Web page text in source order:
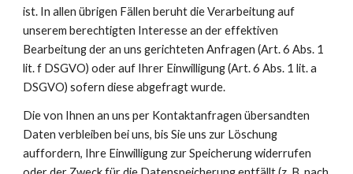
ist. In allen übrigen Fällen beruht die Verarbeitung auf
unserem berechtigten Interesse an der effektiven
Bearbeitung der an uns gerichteten Anfragen (Art. 6 Abs. 1
lit. f DSGVO) oder auf Ihrer Einwilligung (Art. 6 Abs. 1 lit. a
DSGVO) sofern diese abgefragt wurde.
Die von Ihnen an uns per Kontaktanfragen übersandten
Daten verbleiben bei uns, bis Sie uns zur Löschung
auffordern, Ihre Einwilligung zur Speicherung widerrufen